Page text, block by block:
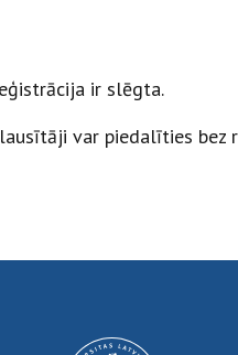
ir slēgta.
var piedalīties bez